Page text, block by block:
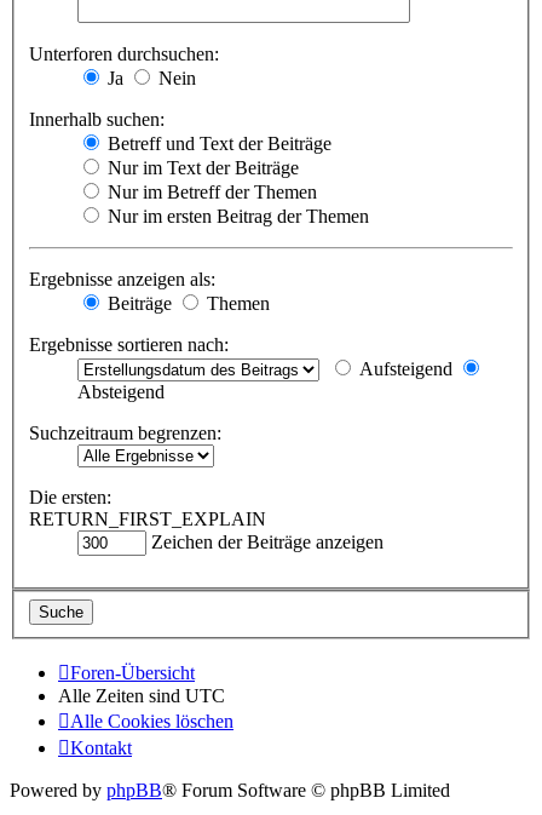
Unterforen durchsuchen:
Ja
Nein
Innerhalb suchen:
Betreff und Text der Beiträge
Nur im Text der Beiträge
Nur im Betreff der Themen
Nur im ersten Beitrag der Themen
Ergebnisse anzeigen als:
Beiträge
Themen
Ergebnisse sortieren nach:
Aufsteigend
Absteigend
Suchzeitraum begrenzen:
Die ersten:
RETURN_FIRST_EXPLAIN
Zeichen der Beiträge anzeigen
Foren-Übersicht
Alle Zeiten sind UTC
Alle Cookies löschen
Kontakt
Powered by phpBB® Forum Software © phpBB Limited